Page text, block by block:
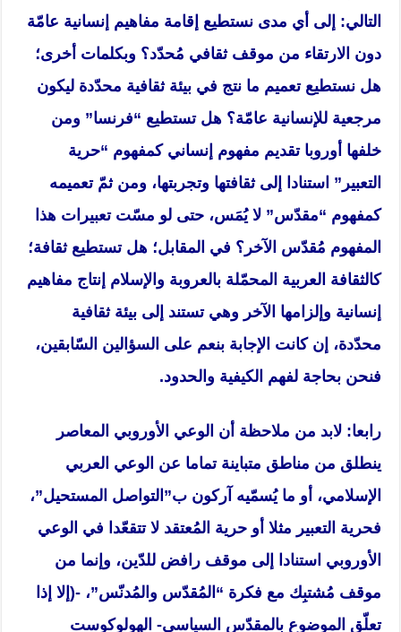
التالي: إلى أي مدى نستطيع إقامة مفاهيم إنسانية عامّة
دون الارتقاء من موقف ثقافي مُحدّد؟ وبكلمات أخرى؛
هل نستطيع تعميم ما نتج في بيئة ثقافية محدّدة ليكون
مرجعية للإنسانية عامّة؟ هل تستطيع “فرنسا” ومن
خلفها أوروبا تقديم مفهوم إنساني كمفهوم “حرية
التعبير” استنادا إلى ثقافتها وتجربتها، ومن ثمّ تعميمه
كمفهوم “مقدّس” لا يُمَس، حتى لو مسّت تعبيرات هذا
المفهوم مُقدّس الآخر؟ في المقابل؛ هل تستطيع ثقافة؛
كالثقافة العربية المحمّلة بالعروبة والإسلام إنتاج مفاهيم
إنسانية وإلزامها الآخر وهي تستند إلى بيئة ثقافية
محدّدة، إن كانت الإجابة بنعم على السؤالين السّابقين،
فنحن بحاجة لفهم الكيفية والحدود.
رابعا: لابد من ملاحظة أن الوعي الأوروبي المعاصر
ينطلق من مناطق متباينة تماما عن الوعي العربي
الإسلامي، أو ما يُسمّيه آركون ب”التواصل المستحيل”،
فحرية التعبير مثلا أو حرية المُعتقد لا تتقعّدا في الوعي
الأوروبي استنادا إلى موقف رافض للدّين، وإنما من
موقف مُشتبِك مع فكرة “المُقدّس والمُدنّس”، -(إلا إذا
تعلّق الموضوع بالمقدّس السياسي- الهولوكوست